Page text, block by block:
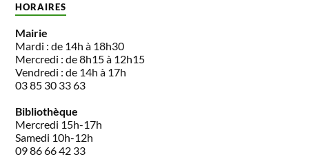
HORAIRES
Mairie
Mardi : de 14h à 18h30
Mercredi : de 8h15 à 12h15
Vendredi : de 14h à 17h
03 85 30 33 63
Bibliothèque
Mercredi 15h-17h
Samedi 10h-12h
09 86 66 42 33